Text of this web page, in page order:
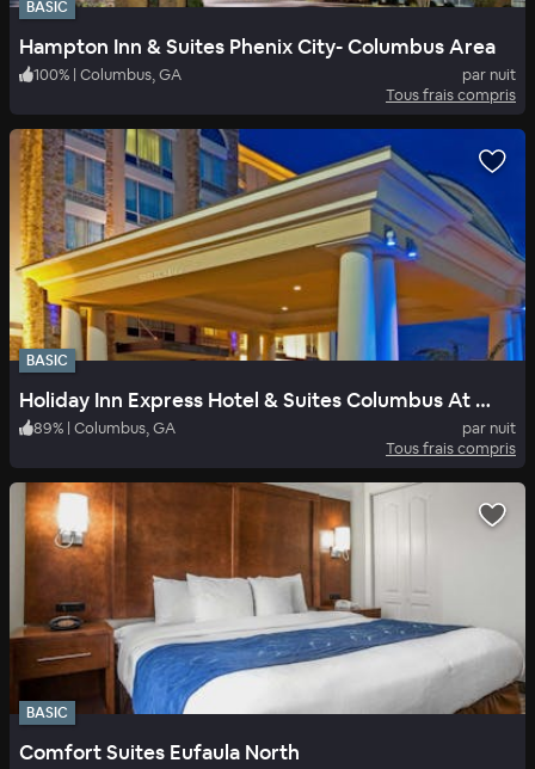
BASIC
Hampton Inn & Suites Phenix City- Columbus Area
100% | Columbus, GA
par nuit
Tous frais compris
BASIC
Holiday Inn Express Hotel & Suites Columbus At Northlake
89% | Columbus, GA
par nuit
Tous frais compris
BASIC
Comfort Suites Eufaula North